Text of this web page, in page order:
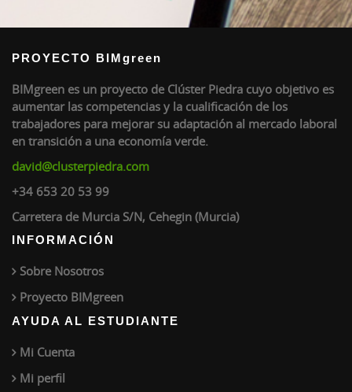
PROYECTO BIMgreen
BIMgreen es un proyecto de Clúster Piedra cuyo objetivo es
aumentar las competencias y la cualificación de los
trabajadores para mejorar su adaptación al mercado laboral
en transición a una economía verde.
david@clusterpiedra.com
+34 653 20 53 99
Carretera de Murcia S/N, Cehegin (Murcia)
INFORMACIÓN
Sobre Nosotros
Proyecto BIMgreen
AYUDA AL ESTUDIANTE
Mi Cuenta
Mi perfil